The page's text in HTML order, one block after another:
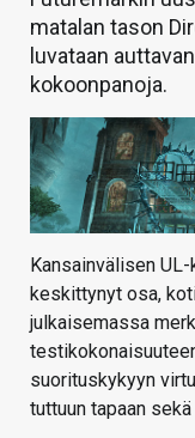
matalan tason
luvataan
kokoonpanoja.
Kansainvälisen
keskittynyt osa,
julkaisemassa
suorituskykyyn
tuttuun tapaan